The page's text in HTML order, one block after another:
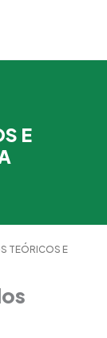
E
TEÓRICOS E